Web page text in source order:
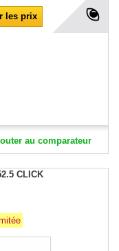
les prix
au comparateur
CLICK